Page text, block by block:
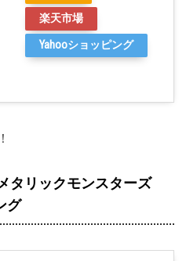
楽天市場
Yahooショッピング
タリックモンスターズ
グ